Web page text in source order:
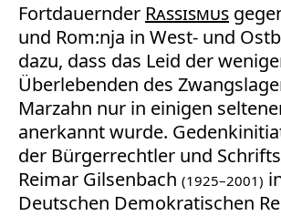
Fortdauernder Rassismus
und Rom:nja in West- und
dazu, dass das Leid der
Überlebenden des
Marzahn nur in einigen
anerkannt wurde.
der Bürgerrechtler und
Reimar Gilsenbach (1925–2001)
Deutschen Demokratischen